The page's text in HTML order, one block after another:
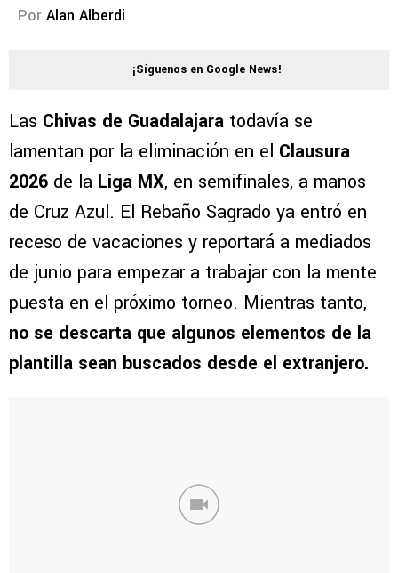
Por Alan Alberdi
¡Síguenos en Google News!
Las Chivas de Guadalajara todavía se
lamentan por la eliminación en el Clausura
2026 de la Liga MX, en semifinales, a manos
de Cruz Azul. El Rebaño Sagrado ya entró en
receso de vacaciones y reportará a mediados
de junio para empezar a trabajar con la mente
puesta en el próximo torneo. Mientras tanto,
no se descarta que algunos elementos de la
plantilla sean buscados desde el extranjero.